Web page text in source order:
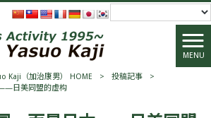
MENU
Kaji（加治康男） HOME > 投稿記事
>
日美同盟的虚构